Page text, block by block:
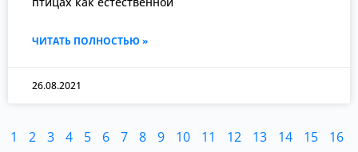
ЧИТАТЬ ПОЛНОСТЬЮ »
26.08.2021
1 2 3 4 5 6 7 8 9 10 11 12 13 14 15
16